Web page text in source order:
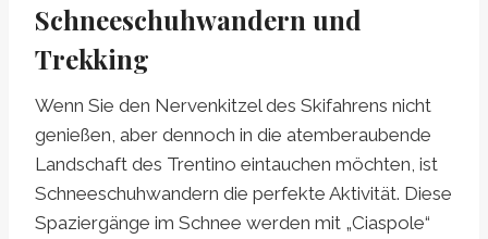
Schneeschuhwandern und
Trekking
Wenn Sie den Nervenkitzel des Skifahrens nicht
genießen, aber dennoch in die atemberaubende
Landschaft des Trentino eintauchen möchten, ist
Schneeschuhwandern die perfekte Aktivität. Diese
Spaziergänge im Schnee werden mit „Ciaspole“